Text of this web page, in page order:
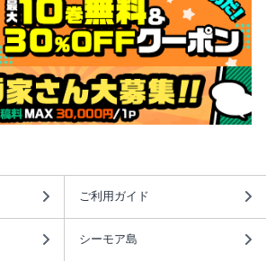
ご利用ガイド
シーモア島